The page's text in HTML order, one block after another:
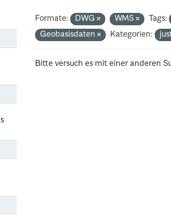
Formate: DWG WMS Tags:
Geobasisdaten
Kategorien:
Bitte versuch es mit einer anderen